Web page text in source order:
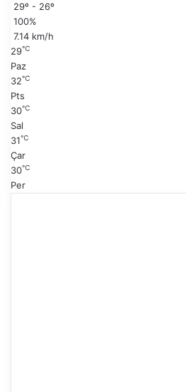
a
y
f
29º - 26º
100%
7.14 km/h
29℃
Paz
32℃
Pts
30℃
Sal
31℃
Çar
30℃
Per